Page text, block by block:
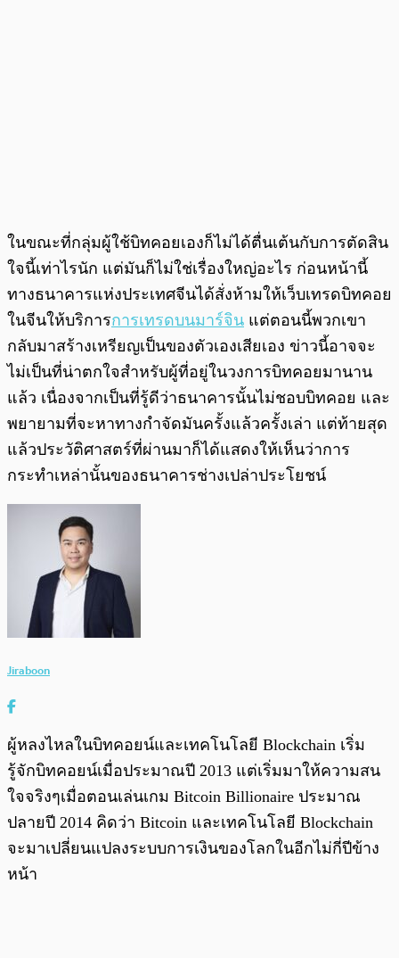
ในขณะที่กลุ่มผู้ใช้บิทคอยเองก็ไม่ได้ตื่นเต้นกับการตัดสิน
ใจนี้เท่าไรนัก แต่มันก็ไม่ใช่เรื่องใหญ่อะไร ก่อนหน้านี้
ทางธนาคารแห่งประเทศจีนได้สั่งห้ามให้เว็บเทรดบิทคอย
ในจีนให้บริการการเทรดบนมาร์จิน แต่ตอนนี้พวกเขา
กลับมาสร้างเหรียญเป็นของตัวเองเสียเอง ข่าวนี้อาจจะ
ไม่เป็นที่น่าตกใจสำหรับผู้ที่อยู่ในวงการบิทคอยมานาน
แล้ว เนื่องจากเป็นที่รู้ดีว่าธนาคารนั้นไม่ชอบบิทคอย และ
พยายามที่จะหาทางกำจัดมันครั้งแล้วครั้งเล่า แต่ท้ายสุด
แล้วประวัติศาสตร์ที่ผ่านมาก็ได้แสดงให้เห็นว่าการ
กระทำเหล่านั้นของธนาคารช่างเปล่าประโยชน์
Jiraboon
ผู้หลงไหลในบิทคอยน์และเทคโนโลยี Blockchain เริ่ม
รู้จักบิทคอยน์เมื่อประมาณปี 2013 แต่เริ่มมาให้ความสน
ใจจริงๆเมื่อตอนเล่นเกม Bitcoin Billionaire ประมาณ
ปลายปี 2014 คิดว่า Bitcoin และเทคโนโลยี Blockchain
จะมาเปลี่ยนแปลงระบบการเงินของโลกในอีกไม่กี่ปีข้าง
หน้า